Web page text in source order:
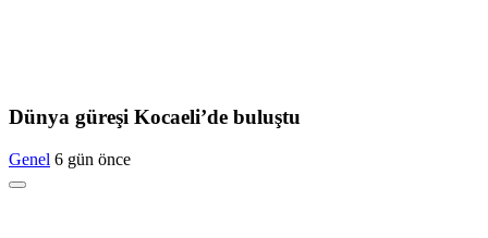
Dünya güreşi Kocaeli’de buluştu
Genel 6 gün önce